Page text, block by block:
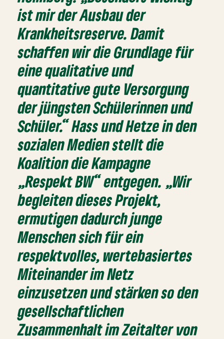
ist mir der Ausbau der
Krankheitsreserve. Damit
schaffen wir die Grundlage für
eine qualitative und
quantitative gute Versorgung
der jüngsten Schülerinnen und
Schüler.“ Hass und Hetze in den
sozialen Medien stellt die
Koalition die Kampagne
„Respekt BW“ entgegen. „Wir
begleiten dieses Projekt,
ermutigen dadurch junge
Menschen sich für ein
respektvolles, wertebasiertes
Miteinander im Netz
einzusetzen und stärken so den
gesellschaftlichen
Zusammenhalt im Zeitalter von